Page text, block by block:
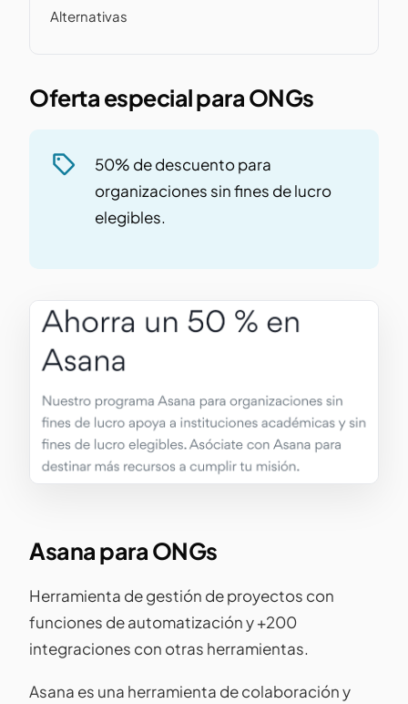
Oferta especial para ONGs
50% de descuento para
organizaciones sin fines de lucro
elegibles.
Asana para ONGs
Herramienta de gestión de proyectos con
funciones de automatización y +200
integraciones con otras herramientas.
Asana es una herramienta de colaboración y
Alternativas